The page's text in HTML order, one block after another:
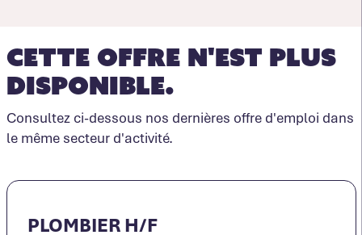
Cette offre n'est plus
disponible.
Consultez ci-dessous nos dernières offre d'emploi dans
le même secteur d'activité.
PLOMBIER H/F